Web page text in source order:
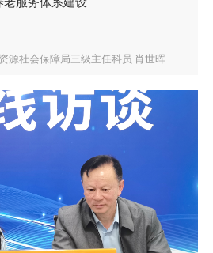
源社会保障局三级主任科员 肖世晖